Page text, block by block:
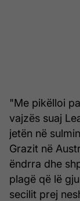
"Me pikëlloi
vajzës suaj
jetën në
Grazit në
ëndrra dhe
plagë që lë
secilit prej